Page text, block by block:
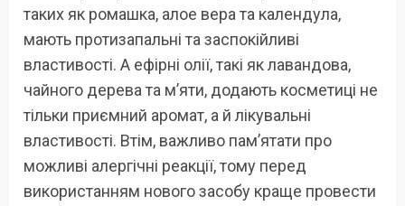
таких як ромашка, алое вера та календула,
мають протизапальні та заспокійливі
властивості. А ефірні олії, такі як лавандова,
чайного дерева та м’яти, додають косметиці не
тільки приємний аромат, а й лікувальні
властивості. Втім, важливо пам’ятати про
можливі алергічні реакції, тому перед
використанням нового засобу краще провести